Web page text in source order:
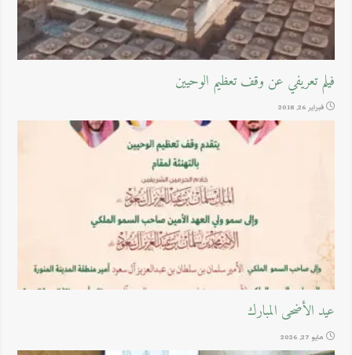
فيلم تعريفي عن وقف تعظيم الوحيين
فبراير 26, 2018
عيد الأضحى المبارك
مايو 27, 2026